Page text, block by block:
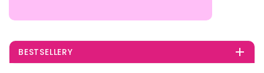
BESTSELLERY 